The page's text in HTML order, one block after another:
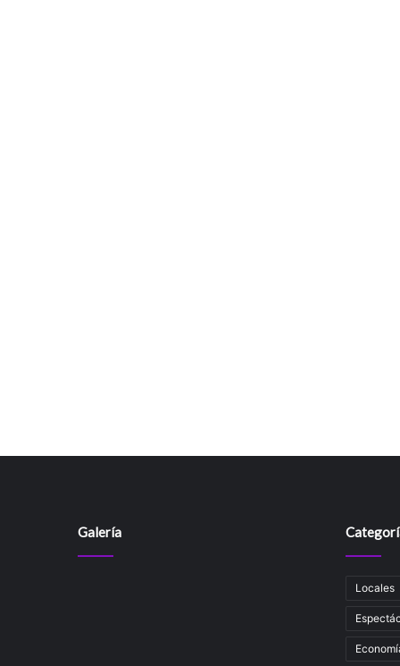
Galería
Locales